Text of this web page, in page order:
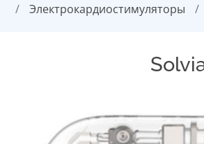
Электрокардиостимуляторы